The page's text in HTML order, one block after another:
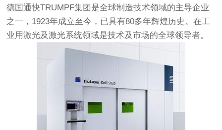
德国通快TRUMPF集团是全球制造技术领域的主导企业
之一，1923年成立至今，已具有80多年辉煌历史。在工
业用激光及激光系统领域是技术及市场的全球领导者。